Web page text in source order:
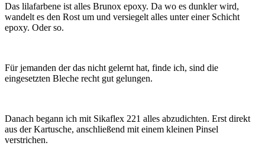
Das lilafarbene ist alles Brunox epoxy. Da wo es dunkler wird,
wandelt es den Rost um und versiegelt alles unter einer Schicht
epoxy. Oder so.
Für jemanden der das nicht gelernt hat, finde ich, sind die
eingesetzten Bleche recht gut gelungen.
Danach begann ich mit Sikaflex 221 alles abzudichten. Erst direkt
aus der Kartusche, anschließend mit einem kleinen Pinsel
verstrichen.